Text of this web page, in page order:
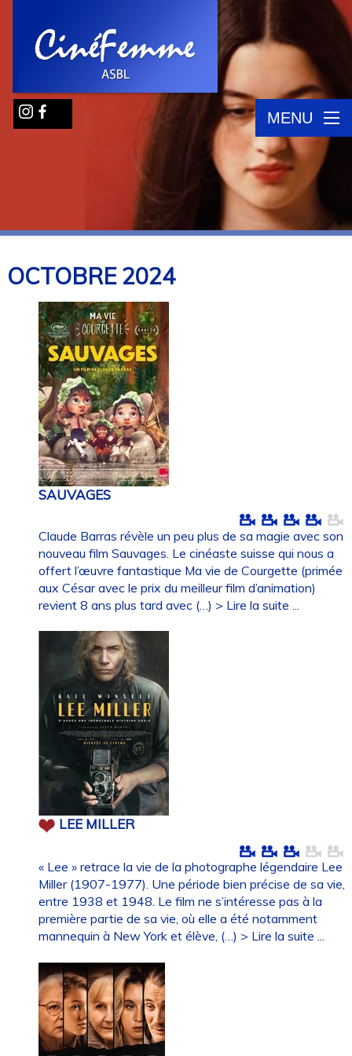
MENU
OCTOBRE2024
SAUVAGES
Claude Barras révèle un peu plus de sa magie avec son
nouveau film Sauvages. Le cinéaste suisse qui nous a
offert l’œuvre fantastique Ma vie de Courgette (primée
aux César avec le prix du meilleur film d’animation)
revient 8 ans plus tard avec (…) > Lire la suite ...
LEE MILLER
« Lee » retrace la vie de la photographe légendaire Lee
Miller (1907-1977). Une période bien précise de sa vie,
entre 1938 et 1948. Le film ne s’intéresse pas à la
première partie de sa vie, où elle a été notamment
mannequin à New York et élève, (…) > Lire la suite ...